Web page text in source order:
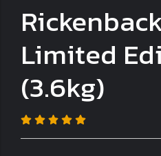
Limited
(3.6kg)